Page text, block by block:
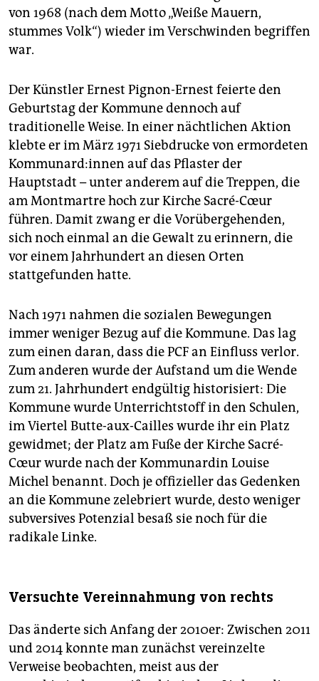
von 1968 (nach dem Motto „Weiße Mauern,
stummes Volk“) wieder im Verschwinden begriffen
war.
Der Künstler Ernest Pignon-Ernest feierte den
Geburtstag der Kommune dennoch auf
traditionelle Weise. In einer nächtlichen Aktion
klebte er im März 1971 Siebdrucke von ermordeten
Kom­mu­nard:­in­nen auf das Pflaster der
Hauptstadt – unter anderem auf die Treppen, die
am Montmartre hoch zur Kirche Sacré-Cœur
führen. Damit zwang er die Vorübergehenden,
sich noch einmal an die Gewalt zu erinnern, die
vor einem Jahrhundert an diesen Orten
stattgefunden hatte.
Nach 1971 nahmen die sozialen Bewegungen
immer weniger Bezug auf die Kommune. Das lag
zum einen daran, dass die PCF an Einfluss verlor.
Zum anderen wurde der Aufstand um die Wende
zum 21. Jahrhundert endgültig historisiert: Die
Kommune wurde Unterrichtstoff in den Schulen,
im Viertel Butte-aux-Cailles wurde ihr ein Platz
gewidmet; der Platz am Fuße der Kirche Sacré-
Cœur wurde nach der Kommunardin Louise
Michel benannt. Doch je offizieller das Gedenken
an die Kommune zelebriert wurde, desto weniger
subversives Potenzial besaß sie noch für die
radikale Linke.
Versuchte Vereinnahmung von rechts
Das änderte sich Anfang der 2010er: Zwischen 2011
und 2014 konnte man zunächst vereinzelte
Verweise beobachten, meist aus der